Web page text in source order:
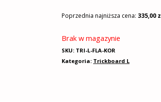
Poprzednia najniższa cena: 335,00
Brak w magazynie
SKU: TRI-L-FLA-KOR
Kategoria: Trickboard L